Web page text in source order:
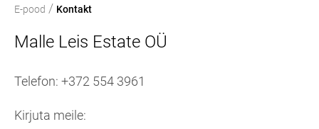
E-pood / Kontakt
Malle Leis Estate OÜ
Telefon: +372 554 3961
Kirjuta meile: